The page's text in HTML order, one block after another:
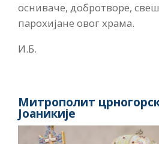
осниваче, добротворе,
парохијане овог храма.
И.Б.
Митрополит
Јоаникије